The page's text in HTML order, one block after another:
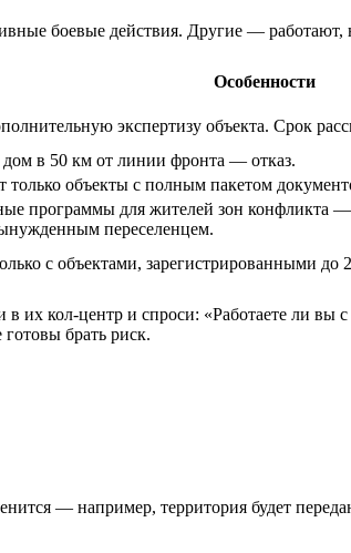
боевые действия. Другие —
Особенности
экспертизу объекта. Срок
в 50 км от линии фронта — отказ.
только объекты с полным пакетом
программы для жителей зон конфликта
переселенцем.
с объектами, зарегистрированными до
их кол-центр и спроси: «Работаете ли вы
брать риск.
— например, территория будет